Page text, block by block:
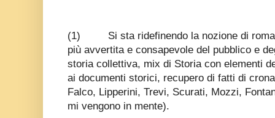
(1)
Si sta ridefinendo la nozione di
più avvertita e consapevole del pubblico e
storia collettiva, mix di Storia con elementi
ai documenti storici, recupero di fatti di
Falco, Lipperini, Trevi, Scurati, Mozzi,
mi vengono in mente).